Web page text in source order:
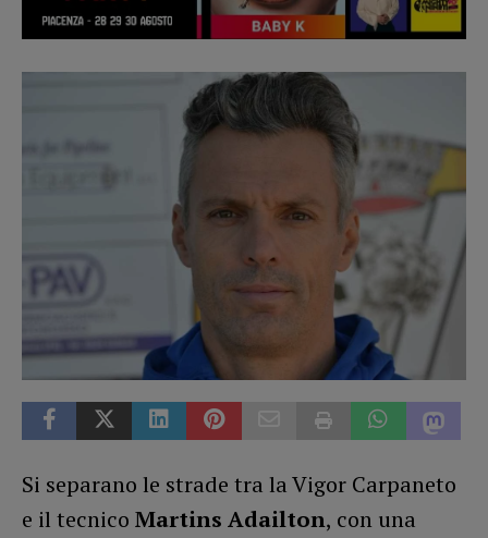
Si separano le strade tra la Vigor Carpaneto
e il tecnico Martins Adailton, con una